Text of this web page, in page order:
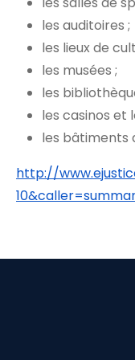
les auditoires ;
les lieux de
les musées ;
les
les casinos et
les bâtiments
http://